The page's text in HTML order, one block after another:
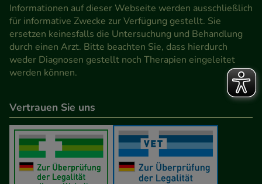
den Inhalt auf unserer Website aber auch die
Werbung auf Drittseiten möglichst relevant für Sie
zu gestalten. Bitte beachten Sie, dass Daten hierfür
teilweise an Dritte wie z.B. Google oder soziale
Medien übertragen werden.
Informationen auf dieser Webseite werden ausschließlich
für informative Zwecke zur Verfügung gestellt. Sie
ersetzen keinesfalls die Untersuchung und Behandlung
durch einen Arzt. Bitte beachten Sie, dass hierdurch
weder Diagnosen gestellt noch Therapien eingeleitet
werden können.
Vertrauen Sie uns